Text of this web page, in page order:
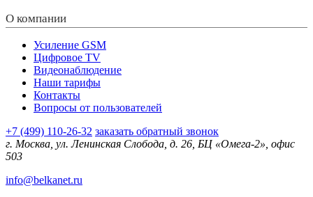
О компании
Усиление GSM
Цифровое TV
Видеонаблюдение
Наши тарифы
Контакты
Вопросы от пользователей
+7 (499) 110-26-32 заказать обратный звонок
г. Москва, ул. Ленинская Слобода, д. 26, БЦ «Омега-2», офис
503
info@belkanet.ru